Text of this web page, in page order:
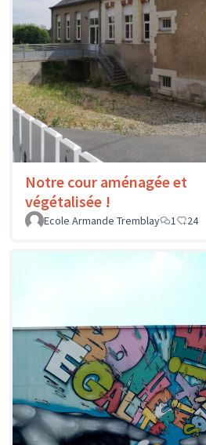
Notre cour aménagée et
végétalisée !
Ecole Armande Tremblay
1 24